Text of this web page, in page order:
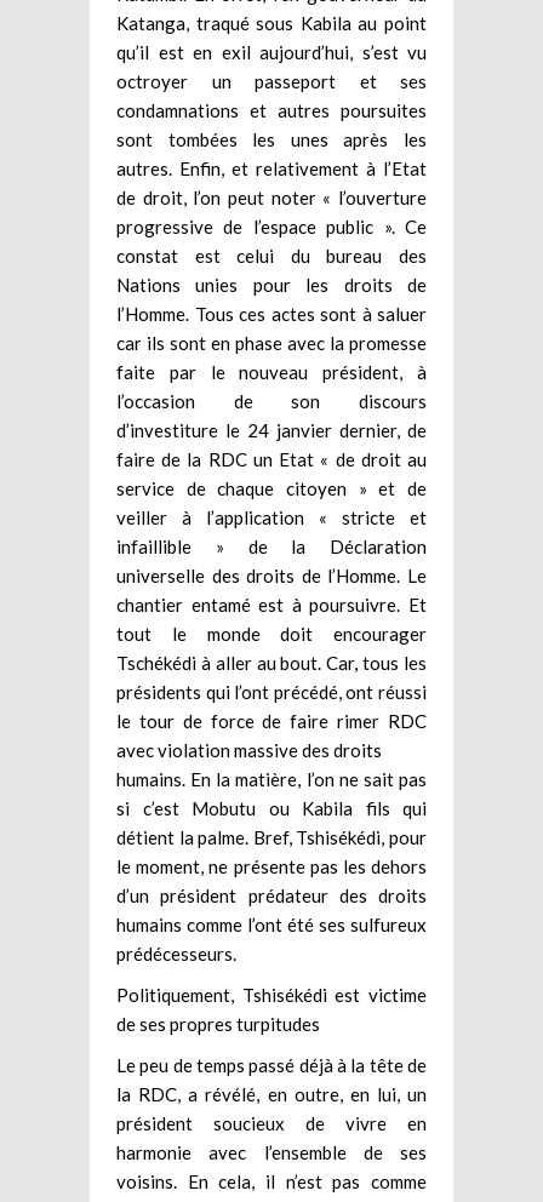
Katanga, traqué sous Kabila au point
qu’il est en exil aujourd’hui, s’est vu
octroyer un passeport et ses
condamnations et autres poursuites
sont tombées les unes après les
autres. Enfin, et relativement à l’Etat
de droit, l’on peut noter « l’ouverture
progressive de l’espace public ». Ce
constat est celui du bureau des
Nations unies pour les droits de
l’Homme. Tous ces actes sont à saluer
car ils sont en phase avec la promesse
faite par le nouveau président, à
l’occasion de son discours
d’investiture le 24 janvier dernier, de
faire de la RDC un Etat « de droit au
service de chaque citoyen » et de
veiller à l’application « stricte et
infaillible » de la Déclaration
universelle des droits de l’Homme. Le
chantier entamé est à poursuivre. Et
tout le monde doit encourager
Tschékédi à aller au bout. Car, tous les
présidents qui l’ont précédé, ont réussi
le tour de force de faire rimer RDC
avec violation massive des droits
humains. En la matière, l’on ne sait pas
si c’est Mobutu ou Kabila fils qui
détient la palme. Bref, Tshisékédi, pour
le moment, ne présente pas les dehors
d’un président prédateur des droits
humains comme l’ont été ses sulfureux
prédécesseurs.
Politiquement, Tshisékédi est victime
de ses propres turpitudes
Le peu de temps passé déjà à la tête de
la RDC, a révélé, en outre, en lui, un
président soucieux de vivre en
harmonie avec l’ensemble de ses
voisins. En cela, il n’est pas comme